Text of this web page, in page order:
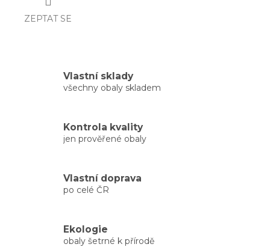
ZEPTAT SE
Vlastní sklady
všechny obaly skladem
Kontrola kvality
jen prověřené obaly
Vlastní doprava
po celé ČR
Ekologie
obaly šetrné k přírodě